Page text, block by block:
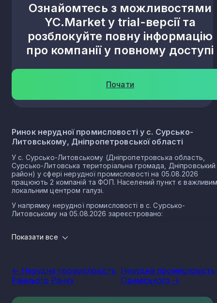
Ознайомтесь з можливостями
YC.Market у trial-версії та
розблокуйте повну інформацію
про компанії у повному доступі
Почати
Ринок нерудної промисловості у с. Сурсько-
Литовському, Дніпропетровської області
У с. Сурсько-Литовському (Дніпропетровська область,
Сурсько-Литовська територіальна громада, Дніпровський
район) у сфері нерудної промисловості на 05.08.2026
працюють 2 компаній та ФОП. Населений пункт є
локальним центром галузі.
У напрямку нерудної промисловості в с. Сурсько-
Литовському на 05.08.2026 зареєстровано:
1 ФОП
держави, що прямо впливає на утворення національного
ВВП.
Варто зазначити, що Україна має низку сприятливих умов
Показати все
<- Нерудна промисловість
Раннього Ранку
Нерудна промисловість
Приміського ->